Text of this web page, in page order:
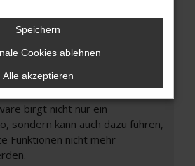
helfen, vorübergehende
dein Browser und dein
auf dem neuesten Stand
birgt nicht nur ein
sondern kann auch dazu führen,
Funktionen nicht mehr
Speichern
Cookies ablehnen
Alle akzeptieren